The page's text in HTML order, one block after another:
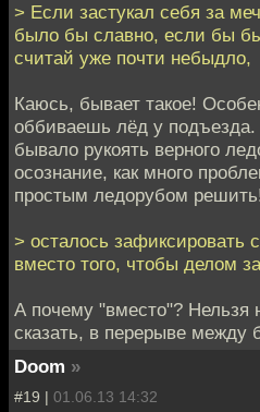
> Если застукал себя за
было бы славно, если бы
считай уже почти небыдло,
Каюсь, бывает такое!
оббиваешь лёд у подъезда.
бывало рукоять верного
осознание, как много
простым ледорубом
> осталось зафиксировать
вместо того, чтобы делом
А почему "вместо"? Нельзя
сказать, в перерыве между
Doom »
#19 | 01.06.13 14:32